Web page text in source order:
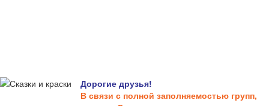
Дорогие друзья!
В связи с полной заполняемостью групп,